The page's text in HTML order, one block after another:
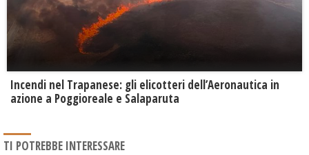
Incendi nel Trapanese: gli elicotteri dell’Aeronautica in
azione a Poggioreale e Salaparuta
TI POTREBBE INTERESSARE